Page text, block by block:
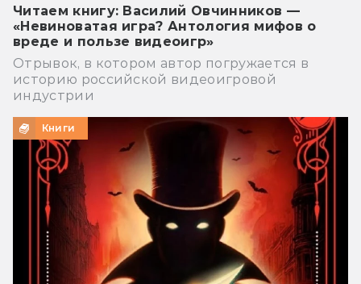
Читаем книгу: Василий Овчинников —
«Невиноватая игра? Антология мифов о
вреде и пользе видеоигр»
Отрывок, в котором автор погружается в
историю российской видеоигровой
индустрии
Книги